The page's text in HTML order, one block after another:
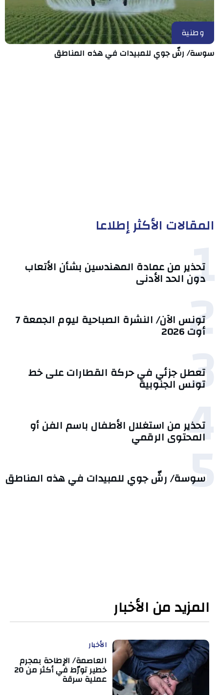
وطنية
سوسة/ رشّ جوي للمبيدات في هذه المناطق
المقالات الأكثر إطلاعا
1
تحذير من عمادة المهندسين بشأن الأتعاب
دون الحد الأدنى
2 تونس الآن/ النشرة الصباحية ليوم الجمعة 7
أوت 2026
3
تعطل جزئي في حركة القطارات على خط
تونس الجنوبية
4
تحذير من استغلال الأطفال باسم الفن أو
المحتوى الرقمي
5
سوسة/ رشّ جوي للمبيدات في هذه المناطق
المزيد من الأخبار
الأخبار
العاصمة/ الإطاحة بمجرم
خطير تورّط في أكثر من 20
عملية سرقة